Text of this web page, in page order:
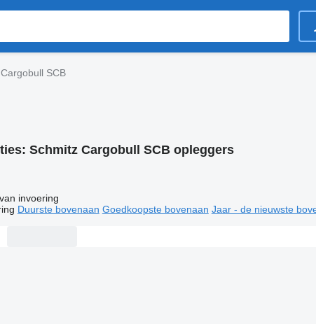
SCB
Schmitz Cargobull SCB opleggers
invoering
Duurste bovenaan Goedkoopste bovenaan Jaar - de nieuwste